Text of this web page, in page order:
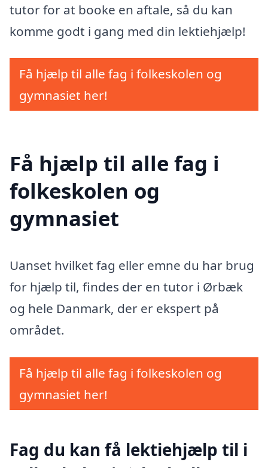
tutor for at booke en aftale, så du kan
komme godt i gang med din lektiehjælp!
Få hjælp til alle fag i folkeskolen og
gymnasiet her!
Få hjælp til alle fag i
folkeskolen og
gymnasiet
Uanset hvilket fag eller emne du har brug
for hjælp til, findes der en tutor i Ørbæk
og hele Danmark, der er ekspert på
området.
Få hjælp til alle fag i folkeskolen og
gymnasiet her!
Fag du kan få lektiehjælp til i